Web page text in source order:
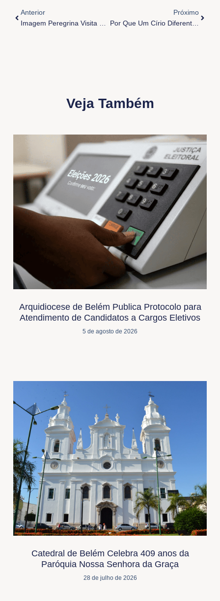
Anterior
Imagem Peregrina Visita Cúria E Fundação Nazaré
Próximo
Por Que Um Círio Diferente?
Veja Também
Arquidiocese de Belém Publica Protocolo para
Atendimento de Candidatos a Cargos Eletivos
5 de agosto de 2026
Catedral de Belém Celebra 409 anos da
Paróquia Nossa Senhora da Graça
28 de julho de 2026